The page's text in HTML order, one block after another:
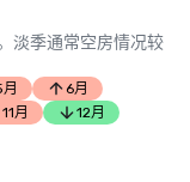
淡季通常空房情况较
6月
11月 12月